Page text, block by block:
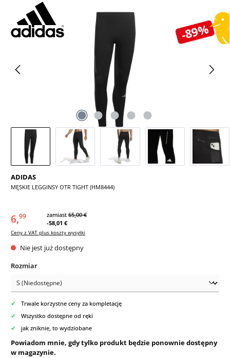
-89%
Pomiń galerię zdjęć
ADIDAS
MĘSKIE LEGGINSY OTR TIGHT (HM8444)
6,99 zamiast 65,00 €
-58,01 €
Ceny z VAT plus koszty wysyłki
Nie jest już dostępny
Wybierz
Rozmiar
✔ Trwale korzystne ceny za kompletację
✔ Wszystko dostępne od ręki
✔ jak zniknie, to wydziobane
Powiadom mnie, gdy tylko produkt będzie ponownie dostępny
w magazynie.